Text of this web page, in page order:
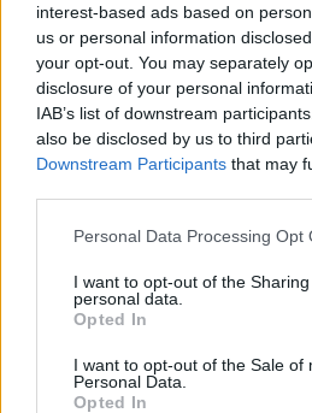
interest-based ads based on
us or personal information
your opt-out. You may separately
disclosure of your personal
IAB’s list of downstream
also be disclosed by us to third
Downstream Participants that may
Please note that this website/app
not limited to your visit or usage
grant or deny consent to Google
use your data for below specified
consent section.
Personal Data Processing Opt
I want to opt-out of the
personal data.
Opted In
I want to opt-out of the Sale of
Personal Data.
Opted In
Mezőkövesden cáfolták,
volna a piros-fehérekhez és
szurkolói portál cikkeszerint
semmiféle "kém" nem járt a
"Már szombat este (!) lehetett
még, az edzésre kilátogatva is
diskurált telefonján a jövőheti
beosztásról – és ha már ott
néhány fotót is"
podcast-felvételen meg is
nézett DVTK-drukkert,